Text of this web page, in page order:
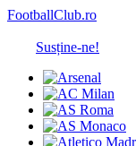
FootballClub.ro
Susține-ne!